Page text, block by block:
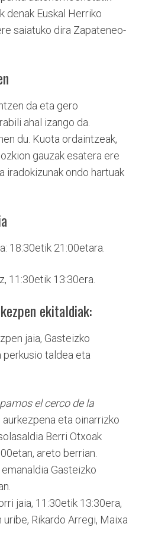
denak Euskal Herriko
saiatuko dira Zapateneo-
da eta gero
ahal izango da.
du. Kuota ordaintzeak,
gauzak esatera ere
iradokizunak ondo hartuak
18:30etik 21:00etara.
11:30etik 13:30era.
ekitaldiak:
jaia, Gasteizko
perkusio taldea eta
el cerco de la
eta oinarrizko
Berri Otxoak
areto berrian.
Gasteizko
jaia, 11:30etik 13:30era,
Rikardo Arregi, Maixa